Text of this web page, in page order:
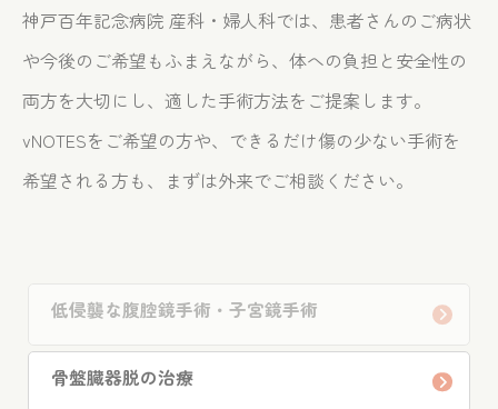
神戸百年記念病院 産科・婦人科では、患者さんのご病状
や今後のご希望もふまえながら、体への負担と安全性の
両方を大切にし、適した手術方法をご提案します。
vNOTESをご希望の方や、できるだけ傷の少ない手術を
希望される方も、まずは外来でご相談ください。
低侵襲な腹腔鏡手術・子宮鏡手術
骨盤臓器脱の治療